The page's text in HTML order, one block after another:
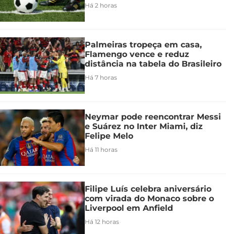
Há 2 horas
Palmeiras tropeça em casa,
Flamengo vence e reduz
distância na tabela do Brasileiro
Há 7 horas
Neymar pode reencontrar Messi
e Suárez no Inter Miami, diz
Felipe Melo
Há 11 horas
Filipe Luís celebra aniversário
com virada do Monaco sobre o
Liverpool em Anfield
Há 12 horas